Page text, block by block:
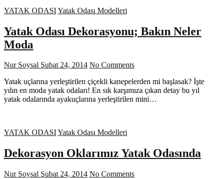
YATAK ODASIYatak Odası Modelleri
Yatak Odası Dekorasyonu; Bakın Neler
Moda
Nur Soysal Şubat 24, 2014 No Comments
Yatak uçlarına yerleştirilen çiçekli kanepelerden mi başlasak? İşte
yılın en moda yatak odaları! En sık karşımıza çıkan detay bu yıl
yatak odalarında ayakuçlarına yerleştirilen mini…
YATAK ODASIYatak Odası Modelleri
Dekorasyon Oklarımız Yatak Odasında
Nur Soysal Şubat 24, 2014 No Comments